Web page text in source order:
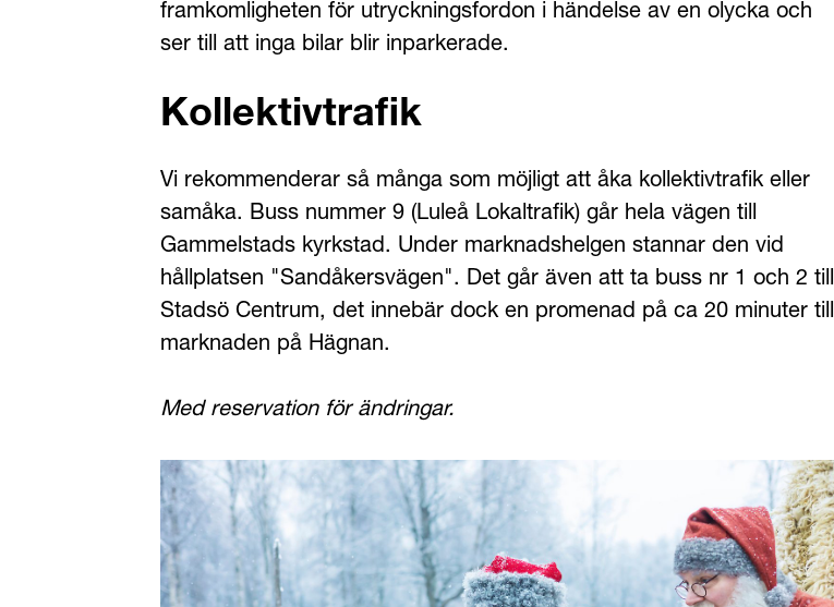
framkomligheten för utryckningsfordon i händelse av en olycka och
ser till att inga bilar blir inparkerade.
Kollektivtrafik
Vi rekommenderar så många som möjligt att åka kollektivtrafik eller
samåka. Buss nummer 9 (Luleå Lokaltrafik) går hela vägen till
Gammelstads kyrkstad. Under marknadshelgen stannar den vid
hållplatsen "Sandåkersvägen". Det går även att ta buss nr 1 och 2 till
Stadsö Centrum, det innebär dock en promenad på ca 20 minuter till
marknaden på Hägnan.
Med reservation för ändringar.